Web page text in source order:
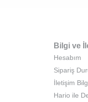
Bilgi ve
Hesabım
Sipariş
İletişim
Hario ile